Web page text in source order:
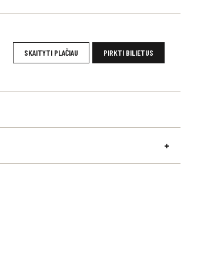
SKAITYTI PLAČIAU PIRKTI BILIETUS